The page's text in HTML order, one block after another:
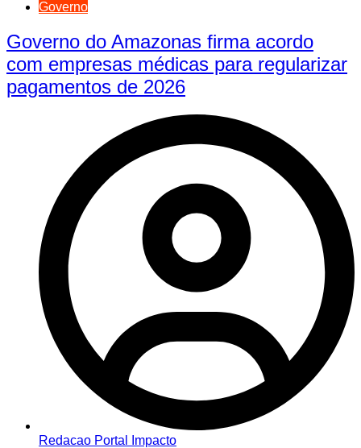
Governo
Governo do Amazonas firma acordo
com empresas médicas para regularizar
pagamentos de 2026
Redacao Portal Impacto